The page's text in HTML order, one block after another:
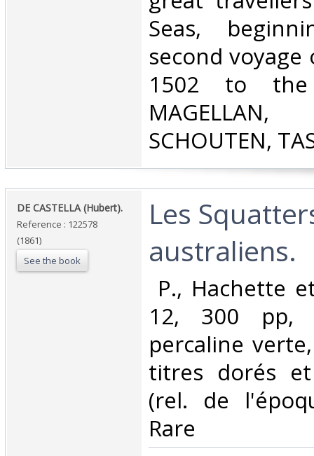
Seas,
second voyage
1502 to
SCHOUTEN,
‎DE CASTELLA (Hubert).‎
Reference : 122578
(1861)
See the book
‎Les
australiens.‎
P., Hachette
12, 300 pp,
percaline
titres dorés
(rel. de
Rare‎